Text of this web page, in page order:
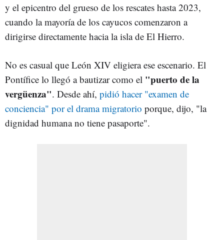
y el epicentro del grueso de los rescates hasta 2023,
cuando la mayoría de los cayucos comenzaron a
dirigirse directamente hacia la isla de El Hierro.
No es casual que León XIV eligiera ese escenario. El
Pontífice lo llegó a bautizar como el "puerto de la
vergüenza". Desde ahí, pidió hacer "examen de
conciencia" por el drama migratorio porque, dijo, "la
dignidad humana no tiene pasaporte".